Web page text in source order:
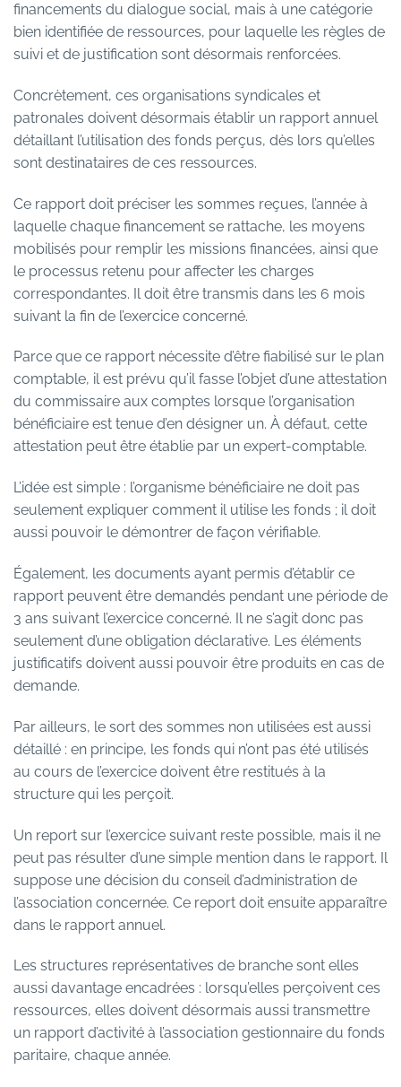
financements du dialogue social, mais à une catégorie
bien identifiée de ressources, pour laquelle les règles de
suivi et de justification sont désormais renforcées.
Concrètement, ces organisations syndicales et
patronales doivent désormais établir un rapport annuel
détaillant l’utilisation des fonds perçus, dès lors qu’elles
sont destinataires de ces ressources.
Ce rapport doit préciser les sommes reçues, l’année à
laquelle chaque financement se rattache, les moyens
mobilisés pour remplir les missions financées, ainsi que
le processus retenu pour affecter les charges
correspondantes. Il doit être transmis dans les 6 mois
suivant la fin de l’exercice concerné.
Parce que ce rapport nécessite d’être fiabilisé sur le plan
comptable, il est prévu qu’il fasse l’objet d’une attestation
du commissaire aux comptes lorsque l’organisation
bénéficiaire est tenue d’en désigner un. À défaut, cette
attestation peut être établie par un expert-comptable.
L’idée est simple : l’organisme bénéficiaire ne doit pas
seulement expliquer comment il utilise les fonds ; il doit
aussi pouvoir le démontrer de façon vérifiable.
Également, les documents ayant permis d’établir ce
rapport peuvent être demandés pendant une période de
3 ans suivant l’exercice concerné. Il ne s’agit donc pas
seulement d’une obligation déclarative. Les éléments
justificatifs doivent aussi pouvoir être produits en cas de
demande.
Par ailleurs, le sort des sommes non utilisées est aussi
détaillé : en principe, les fonds qui n’ont pas été utilisés
au cours de l’exercice doivent être restitués à la
structure qui les perçoit.
Un report sur l’exercice suivant reste possible, mais il ne
peut pas résulter d’une simple mention dans le rapport. Il
suppose une décision du conseil d’administration de
l’association concernée. Ce report doit ensuite apparaître
dans le rapport annuel.
Les structures représentatives de branche sont elles
aussi davantage encadrées : lorsqu’elles perçoivent ces
ressources, elles doivent désormais aussi transmettre
un rapport d’activité à l’association gestionnaire du fonds
paritaire, chaque année.